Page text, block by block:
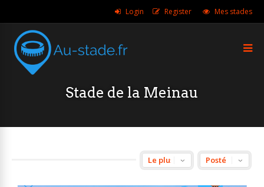
Login Register Mes stades
Stade de la Meinau